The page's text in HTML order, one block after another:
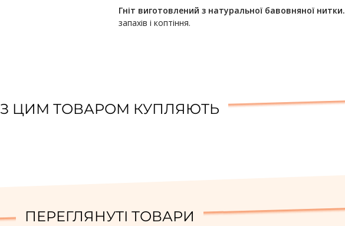
Гніт виготовлений з натуральної бавовняної нитки.
запахів і коптіння.
З ЦИМ ТОВАРОМ КУПЛЯЮТЬ
ПЕРЕГЛЯНУТІ ТОВАРИ